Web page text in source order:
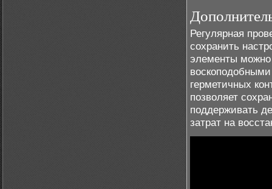
Регулярная
сохранить
элементы
герметичных
позволяет
поддерживать
затрат на